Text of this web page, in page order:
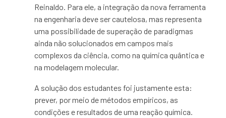
Reinaldo. Para ele, a integração da nova ferramenta
na engenharia deve ser cautelosa, mas representa
uma possibilidade de superação de paradigmas
ainda não solucionados em campos mais
complexos da ciência, como na química quântica e
na modelagem molecular.
A solução dos estudantes foi justamente esta:
prever, por meio de métodos empíricos, as
condições e resultados de uma reação química.